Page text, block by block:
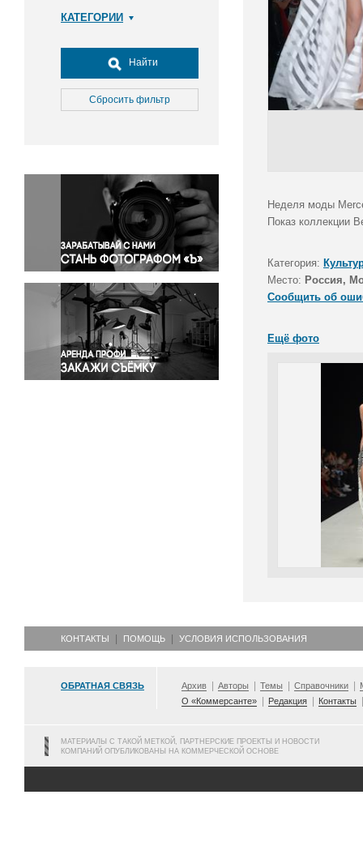
КАТЕГОРИИ
Досуг, туризм и отдых
Культура
Медицина
Окружающая среда
Политика
Правосудие
Происшествия и конфликты
Религия
Светская жизнь
Спорт
Экология
Экономика и бизнес
Найти
Сбросить фильтр
Неделя моды
Показ коллекции
Категория:
Место: Россия,
Сообщить об
Ещё фото
КОНТАКТЫ ПОМОЩЬ УСЛОВИЯ ИСПОЛЬЗОВАНИЯ
ОБРАТНАЯ СВЯЗЬ Архив Авторы Темы Справочники
О «Коммерсанте»
Редакция Контакты
МАТЕРИАЛЫ С ТАКОЙ МЕТКОЙ, ПАРТНЕРСКИЕ ПРОЕКТЫ И НОВОСТИ
КОМПАНИЙ ОПУБЛИКОВАНЫ НА КОММЕРЧЕСКОЙ ОСНОВЕ